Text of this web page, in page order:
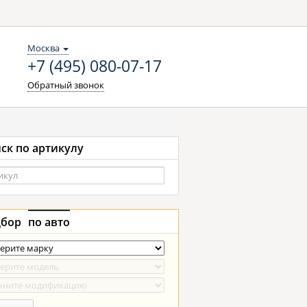
Москва
+7 (495) 080-07-17
Обратный звонок
по артикулу
по авто